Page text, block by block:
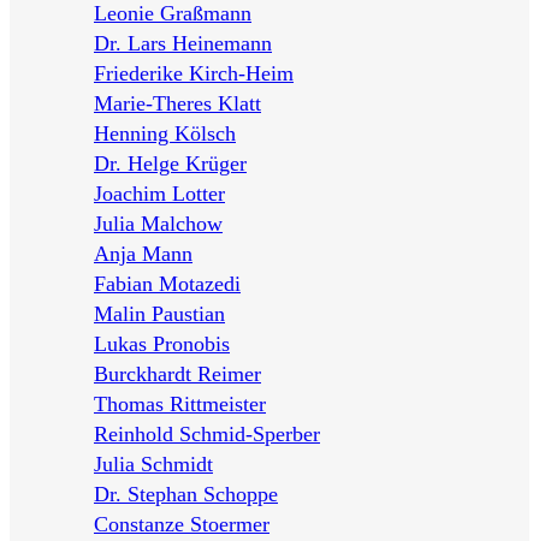
Leonie Graßmann
Dr. Lars Heinemann
Friederike Kirch-Heim
Marie-Theres Klatt
Henning Kölsch
Dr. Helge Krüger
Joachim Lotter
Julia Malchow
Anja Mann
Fabian Motazedi
Malin Paustian
Lukas Pronobis
Burckhardt Reimer
Thomas Rittmeister
Reinhold Schmid-Sperber
Julia Schmidt
Dr. Stephan Schoppe
Constanze Stoermer